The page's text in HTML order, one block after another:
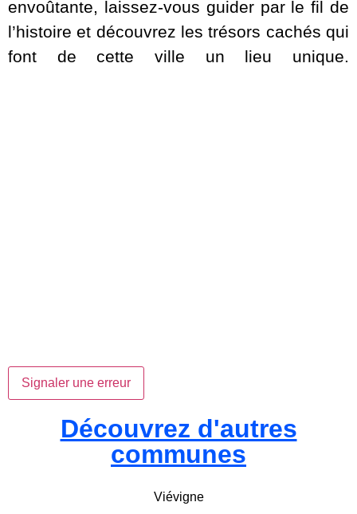
envoûtante, laissez-vous guider par le fil de
l’histoire et découvrez les trésors cachés qui
font de cette ville un lieu unique.
Signaler une erreur
Découvrez d'autres
communes
Viévigne